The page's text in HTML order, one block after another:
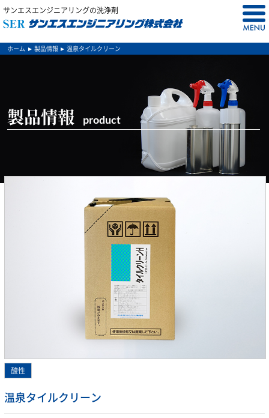
サンエスエンジニアリングの洗浄剤
ホーム 製品情報 温泉タイルクリーン
製品情報 product
温泉タイルクリーン